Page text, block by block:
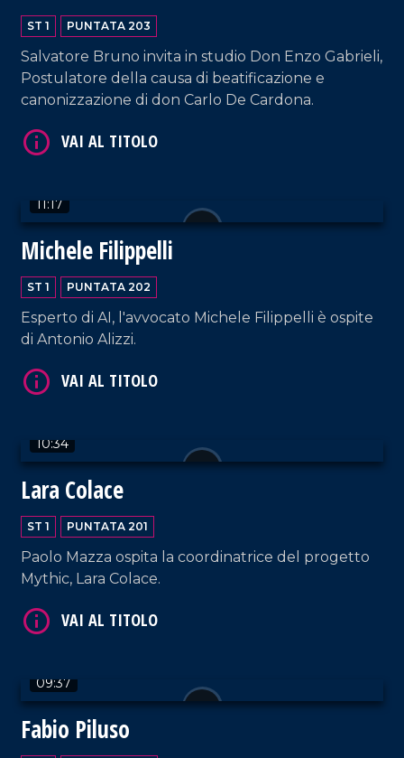
ST 1 PUNTATA 203
Salvatore Bruno invita in studio Don Enzo Gabrieli,
Postulatore della causa di beatificazione e
canonizzazione di don Carlo De Cardona.
11:17
Michele Filippelli
ST 1 PUNTATA 202
Esperto di AI, l'avvocato Michele Filippelli è ospite
di Antonio Alizzi.
10:34
Lara Colace
ST 1 PUNTATA 201
Paolo Mazza ospita la coordinatrice del progetto
Mythic, Lara Colace.
09:37
Fabio Piluso
VAI AL TITOLO
VAI AL TITOLO
VAI AL TITOLO